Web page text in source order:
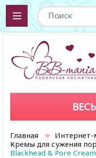
Главная Интернет-
Кремы для сужения пор
Blackhead & Pore